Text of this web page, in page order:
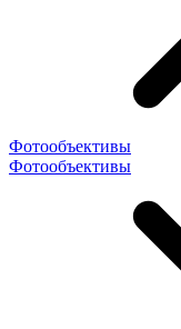
Фотообъективы
Фотообъективы